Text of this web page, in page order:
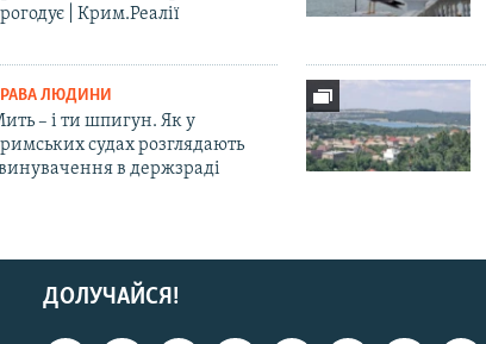
| Крим.Реалії
ЛЮДИНИ
– і ти шпигун. Як у
судах розглядають
в держзраді
ДОЛУЧАЙСЯ!